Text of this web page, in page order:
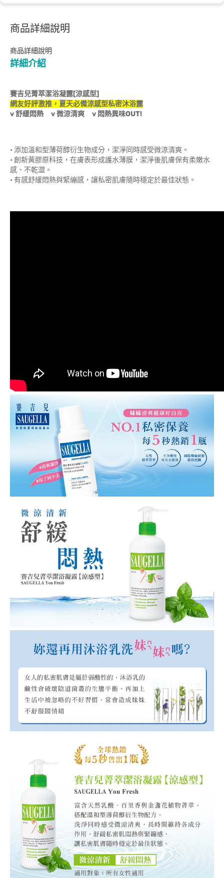
商品詳細說明
商品詳細說明
詳細介紹
賽吉兒菁萃潔浴凝露[涼感型]
網友好評激推，夏天必備涼感型私密沐浴露
v 舒緩悶熱 v 微涼清爽 v 悶熱異味OUT!
• 添加溫和型薄荷醇衍生物成分，潔淨同時感受微涼清爽。
• 創新黃膠原科技，在膚表形成護水薄膜，潔淨後肌膚保有柔嫩水
感、不乾澀。
• 有感舒緩悶熱與緊繃感，讓私密肌膚隨時穩定於最佳狀態。